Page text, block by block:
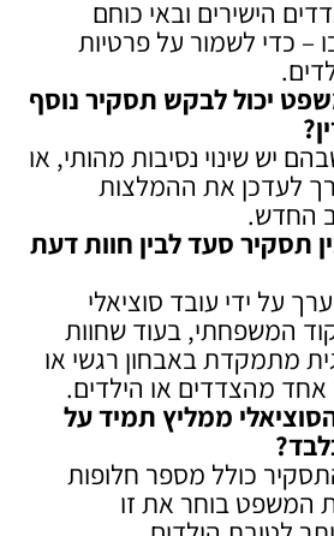
הישירים ובאי כוחם
– כדי לשמור על פרטיות
יכול לבקש תסקיר נוסף
?
יש שינוי נסיבות מהותי, או
לעדכן את ההמלצות
החדש.
תסקיר סעד לבין חוות דעת
על ידי עובד סוציאלי
המשפחתי, בעוד שחוות
מתמקדת באבחון רגשי או
אחד מהצדדים או הילדים.
ממליץ תמיד על
?
כולל מספר חלופות
המשפט בוחר את זו